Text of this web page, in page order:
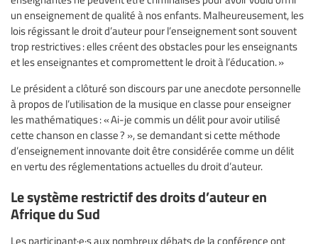
un enseignement de qualité à nos enfants. Malheureusement, les
lois régissant le droit d’auteur pour l’enseignement sont souvent
trop restrictives : elles créent des obstacles pour les enseignants
et les enseignantes et compromettent le droit à l’éducation. »
Le président a clôturé son discours par une anecdote personnelle
à propos de l’utilisation de la musique en classe pour enseigner
les mathématiques : « Ai-je commis un délit pour avoir utilisé
cette chanson en classe ? », se demandant si cette méthode
d’enseignement innovante doit être considérée comme un délit
en vertu des réglementations actuelles du droit d’auteur.
Le système restrictif des droits d’auteur en
Afrique du Sud
Les participant·e·s aux nombreux débats de la conférence ont